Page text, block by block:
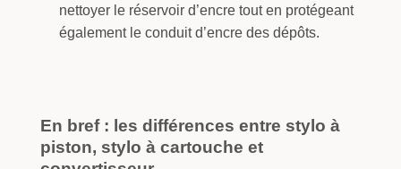
nettoyer le réservoir d’encre tout en protégeant
également le conduit d’encre des dépôts.
En bref : les différences entre stylo à
piston, stylo à cartouche et